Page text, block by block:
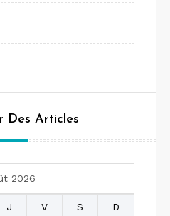
Des Articles
2026
J V S D